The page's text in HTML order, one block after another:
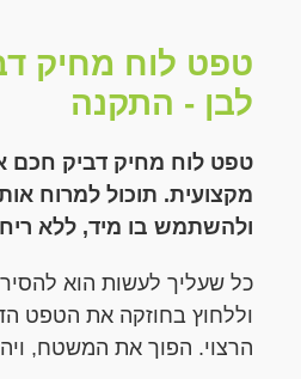
טפט לוח מחיק
לבן - התקנה
טפט לוח מחיק דביק חכם
מקצועית. תוכול למרוח
ולהשתמש בו מיד, ללא ריח
כל שעליך לעשות הוא
וללחוץ בחוזקה את הטפט
הרצוי. הפוך את המשטח,